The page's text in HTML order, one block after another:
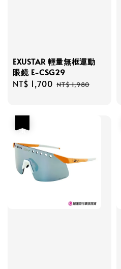
EXUSTAR 輕量無框運動
眼鏡 E-CSG29
Sale
NT$ 1,700 Regular
NT$ 1,980